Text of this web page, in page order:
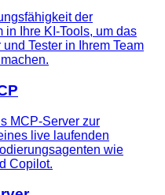
der
in Ihre KI-Tools, um das
Tester in Ihrem Team
MCP-Server zur
live laufenden
wie
Copilot.